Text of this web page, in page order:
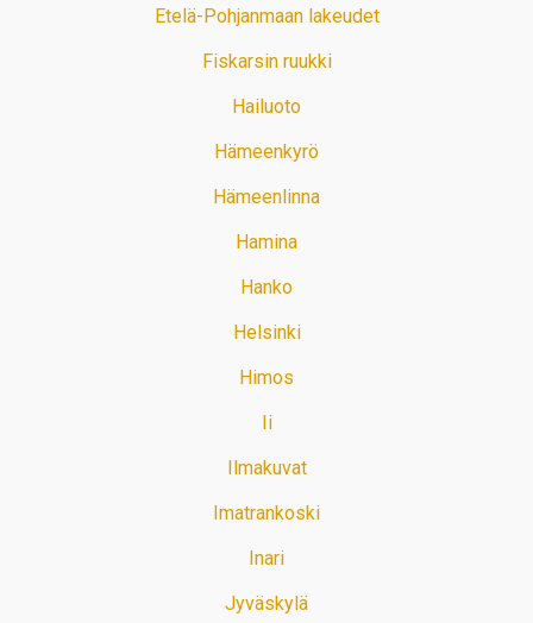
Etelä-Pohjanmaan lakeudet
Fiskarsin ruukki
Hailuoto
Hämeenkyrö
Hämeenlinna
Hamina
Hanko
Helsinki
Himos
Ii
Ilmakuvat
Imatrankoski
Inari
Jyväskylä